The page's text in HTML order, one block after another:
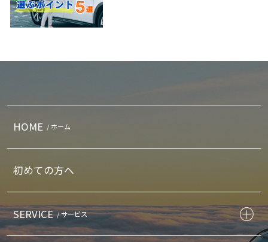
HOME / ホーム
初めての方へ
SERVICE / サービス